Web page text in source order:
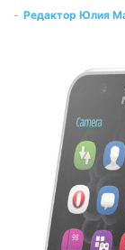
- Редактор Юлия